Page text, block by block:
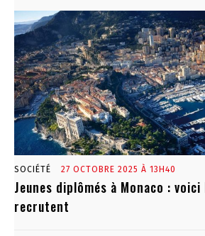
SOCIÉTÉ 27 OCTOBRE 2025 À 13H40
Jeunes diplômés à Monaco :
recrutent